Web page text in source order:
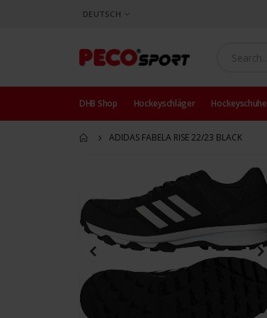
SPRACHE
DEUTSCH
DHB Shop Hockeyschläger Hockeyschuhe
ADIDAS FABELA RISE 22/23 BLACK
der
Bildergalerie
springen